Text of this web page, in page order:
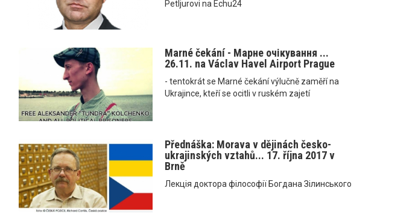
Petljurovi na Echu24
Marné čekání - Марне очікування ...
26.11. na Václav Havel Airport Prague
- tentokrát se Marné čekání výlučně zaměří na
Ukrajince, kteří se ocitli v ruském zajetí
Přednáška: Morava v dějinách česko-
ukrajinských vztahů... 17. října 2017 v
Brně
Лекція доктора філософії Богдана Зілинського